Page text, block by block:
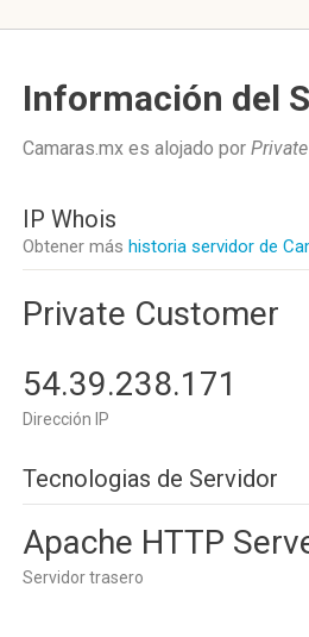
Información del
Camaras.mx es alojado por
IP Whois
Obtener más historia servidor de
Private Customer
54.39.238.171
Dirección IP
Tecnologias de Servidor
Apache HTTP
Servidor trasero